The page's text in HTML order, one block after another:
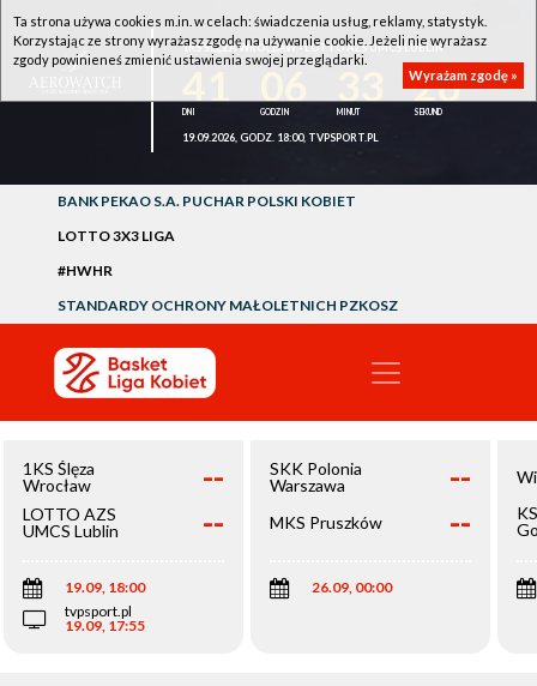
1KS ŚLĘZA WROCŁAW - LOTTO AZS UMCS LUBLIN
26
19.09.2026, GODZ. 18:00, TVPSPORT.PL
BANK PEKAO S.A. PUCHAR POLSKI KOBIET
LOTTO 3X3 LIGA
#HWHR
STANDARDY OCHRONY MAŁOLETNICH PZKOSZ
1KS Ślęza
Wrocław
--
LOTTO AZS
UMCS Lublin
--
19.09, 18:00
tvpsport.pl
19.09, 17:55
SKK Polonia
Warszawa
--
MKS Pruszków --
26.09, 00:00
Ta strona używa cookies m.in. w celach: świadczenia usług, reklamy, statystyk.
Korzystając ze strony wyrażasz zgodę na używanie cookie. Jeżeli nie wyrażasz
zgody powinieneś zmienić ustawienia swojej przeglądarki.
Wyrażam zgodę »